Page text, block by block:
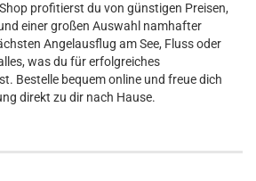
profitierst du von günstigen Preisen,
einer großen Auswahl namhafter
Angelausflug am See, Fluss oder
was du für erfolgreiches
Bestelle bequem online und freue dich
direkt zu dir nach Hause.